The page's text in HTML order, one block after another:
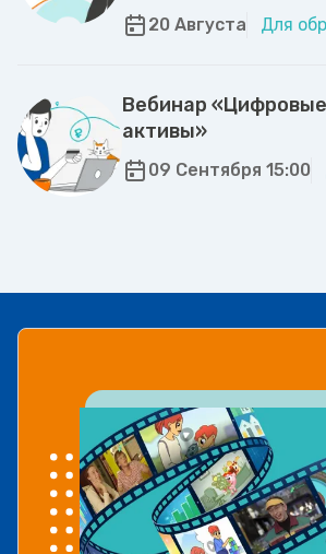
20 Августа Для
Вебинар
активы»
09 Сентября 15:00